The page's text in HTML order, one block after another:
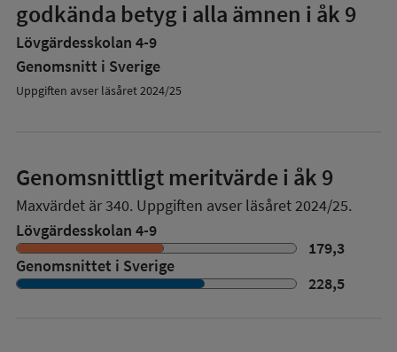
godkända betyg i alla ämnen i åk 9
Lövgärdesskolan 4-9
Genomsnitt i Sverige
Uppgiften avser läsåret 2024/25
Genomsnittligt meritvärde i åk 9
Maxvärdet är 340. Uppgiften avser läsåret 2024/25.
Lövgärdesskolan 4-9
179,3
Genomsnittet i Sverige
228,5